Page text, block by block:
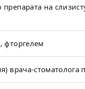
на
фторгелем
врача-стоматолога